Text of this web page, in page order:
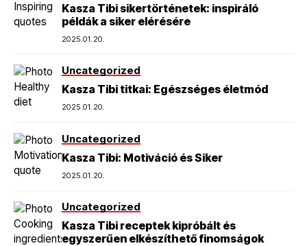
Kasza Tibi sikertörténetek: inspiráló
példák a siker elérésére
2025.01.20.
Uncategorized
Kasza Tibi titkai: Egészséges életmód
2025.01.20.
Uncategorized
Kasza Tibi: Motiváció és Siker
2025.01.20.
Uncategorized
Kasza Tibi receptek kipróbált és
egyszerűen elkészíthető finomságok